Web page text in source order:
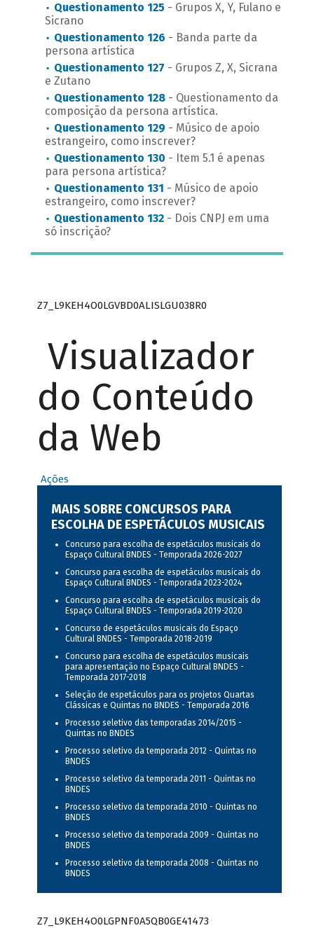
Questionamento 125 - Grupos X, Y, Fulano e
Sicrano
Questionamento 126 - Banda parte da
persona artística
Questionamento 127 - Grupos Z, X, Sicrana
e Zutano
Questionamento 128 - Questionamento da
composição da persona artística.
Questionamento 129 - Músico de apoio
estrangeiro, como inscrever?
Questionamento 130 - Item 5.1 é apenas
para persona artística?
Questionamento 131 - Músico de apoio
estrangeiro, como inscrever?
Questionamento 132 - Dois CNPJ em uma
só inscrição?
Z7_L9KEH4O0LGVBD0ALISLGU038R0
Visualizador
do Conteúdo
da Web
Ações
MAIS SOBRE CONCURSOS PARA
ESCOLHA DE ESPETÁCULOS MUSICAIS
Concurso para escolha de espetáculos musicais do
Espaço Cultural BNDES - Temporada 2026-2027
Concurso para escolha de espetáculos musicais do
Espaço Cultural BNDES - Temporada 2023-2024
Concurso para escolha de espetáculos musicais do
Espaço Cultural BNDES - Temporada 2019-2020
Concurso de espetáculos musicais do Espaço
Cultural BNDES - Temporada 2018-2019
Concurso para escolha de espetáculos musicais
para apresentação no Espaço Cultural BNDES -
Temporada 2017-2018
Seleção de espetáculos para os projetos Quartas
Clássicas e Quintas no BNDES - Temporada 2016
Processo seletivo das temporadas 2014/2015 -
Quintas no BNDES
Processo seletivo da temporada 2012 - Quintas no
BNDES
Processo seletivo da temporada 2011 - Quintas no
BNDES
Processo seletivo da temporada 2010 - Quintas no
BNDES
Processo seletivo da temporada 2009 - Quintas no
BNDES
Processo seletivo da temporada 2008 - Quintas no
BNDES
Z7_L9KEH4O0LGPNF0A5QB0GE41473